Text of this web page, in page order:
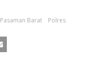
Pasaman Barat Polres